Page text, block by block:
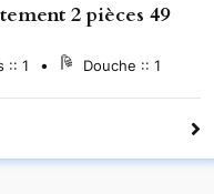
2 pièces 49
:: 1 Douche :: 1